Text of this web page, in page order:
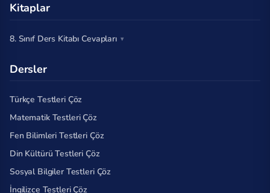
Kitaplar
8. Sınıf Ders Kitabı Cevapları
Dersler
Türkçe Testleri Çöz
Matematik Testleri Çöz
Fen Bilimleri Testleri Çöz
Din Kültürü Testleri Çöz
Sosyal Bilgiler Testleri Çöz
İngilizce Testleri Çöz